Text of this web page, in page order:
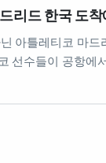
리드 한국 도착
아틀레티코 마
선수들이 공항에